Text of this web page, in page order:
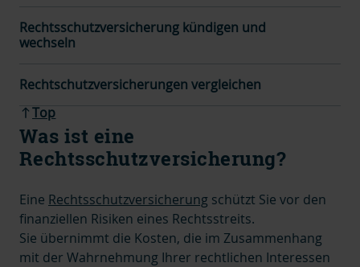
Rechtsschutzversicherung kündigen und
wechseln
Rechtschutzversicherungen vergleichen
Top
Was ist eine
Rechtsschutzversicherung?
Eine Rechtsschutzversicherung schützt Sie vor den
finanziellen Risiken eines Rechtsstreits.
Sie übernimmt die Kosten, die im Zusammenhang
mit der Wahrnehmung Ihrer rechtlichen Interessen